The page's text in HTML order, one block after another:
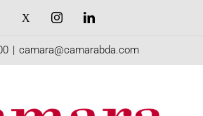
Facebook InstagramLinkedIn
| camara@camarabda.com